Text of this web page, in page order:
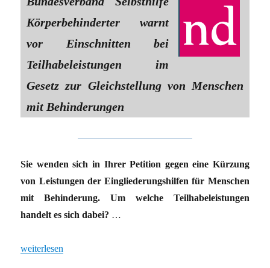
Körperbehinderter warnt
vor Einschnitten bei
Teilhabeleistungen im
Gesetz zur Gleichstellung von Menschen
mit Behinderungen
Sie wenden sich in Ihrer Petition gegen eine Kürzung
von Leistungen der Eingliederungshilfen für Menschen
mit Behinderung. Um welche Teilhabeleistungen
handelt es sich dabei? …
„Kürzungen sind inakzeptabel“
weiterlesen